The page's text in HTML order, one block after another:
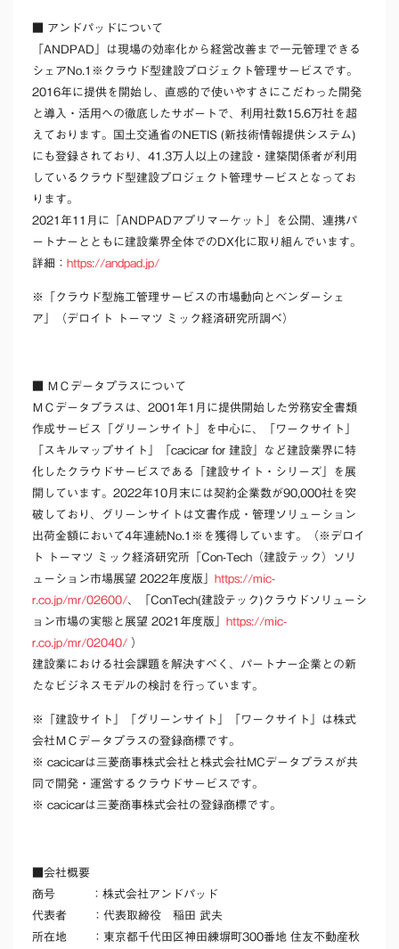
アンドパッドについて
「ANDPAD」は現場の効率化から経営改善まで一元管理できる
シェアNo.1 ※ クラウド型建設プロジェクト管理サービスです。
2016年に提供を開始し、直感的で使いやすさにこだわった開発
と導入・活用への徹底したサポートで、利用社数15.6万社を超
えております。国土交通省のNETIS (新技術情報提供システム)
にも登録されており、41.3万人以上の建設・建築関係者が利用
しているクラウド型建設プロジェクト管理サービスとなってお
ります。
2021年11月に「ANDPADアプリマーケット」を公開、連携パ
ートナーとともに建設業界全体でのDX化に取り組んでいます。
詳細： https://andpad.jp/
※「クラウド型施工管理サービスの市場動向とベンダーシェ
ア」（デロイト トーマツ ミック経済研究所調べ）
■ ＭＣデータプラスについて
ＭＣデータプラスは、2001年1月に提供開始した労務安全書類
作成サービス「グリーンサイト」を中心に、「ワークサイト」
「スキルマップサイト」「cacicar for 建設」など建設業界に特
化したクラウドサービスである「建設サイト・シリーズ」を展
開しています。2022年10月末には契約企業数が90,000社を突
破しており、グリーンサイトは文書作成・管理ソリューション
出荷金額において4年連続No.1 ※ を獲得しています。（※デロイ
ト トーマツ ミック経済研究所「Con-Tech（建設テック）ソリ
ューション市場展望 2022年度版」 https://mic-
r.co.jp/mr/02600/、「ConTech(建設テック)クラウドソリューシ
ョン市場の実態と展望 2021年度版」 https://mic-
r.co.jp/mr/02040/ ）
建設業における社会課題を解決すべく、パートナー企業との新
たなビジネスモデルの検討を行っています。
※「建設サイト」「グリーンサイト」「ワークサイト」は株式
会社ＭＣデータプラスの登録商標です。
※ cacicarは三菱商事株式会社と株式会社MCデータプラスが共
同で開発・運営するクラウドサービスです。
※ cacicarは三菱商事株式会社の登録商標です。
会社概要
商号
：株式会社アンドパッド
代表者
：代表取締役 稲田 武夫
所在地
：東京都千代田区神田練塀町300番地 住友不動産秋